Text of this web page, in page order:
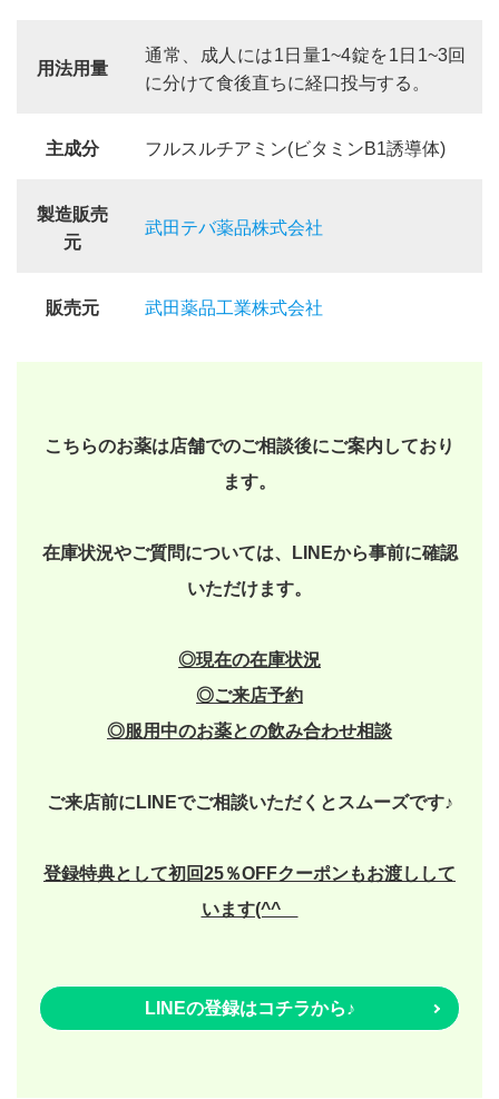
用法用量
通常、成人には1日量1~4錠を1日1~3回
に分けて食後直ちに経口投与する。
主成分 フルスルチアミン(ビタミンB1誘導体)
製造販売
元
武田テバ薬品株式会社
販売元 武田薬品工業株式会社
こちらのお薬は店舗でのご相談後にご案内しており
ます。
在庫状況やご質問については、LINEから事前に確認
いただけます。
◎現在の在庫状況
◎ご来店予約
◎服用中のお薬との飲み合わせ相談
ご来店前にLINEでご相談いただくとスムーズです♪
登録特典として初回25％OFFクーポンもお渡しして
います(^^ゞ
LINEの登録はコチラから♪